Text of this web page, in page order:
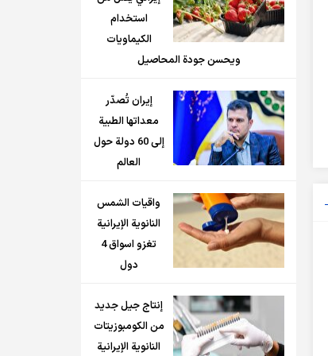
استخدام
الكيماويات
ويحسن جودة المحاصيل
إيران تُصدّر
معداتها الطبية
إلى 60 دولة حول
العالم
واقيات الشمس
النانوية الإيرانية
تغزو اسواق 4
دول
إنتاج جيل جديد
من الكومبوزيتات
النانوية الإيرانية